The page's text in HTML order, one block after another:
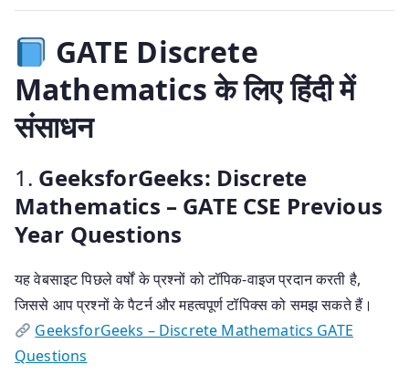
GATE Discrete
Mathematics के लिए हिंदी में
संसाधन
1. GeeksforGeeks: Discrete
Mathematics – GATE CSE Previous
Year Questions
यह वेबसाइट पिछले वर्षों के प्रश्नों को टॉपिक-वाइज प्रदान करती है,
जिससे आप प्रश्नों के पैटर्न और महत्वपूर्ण टॉपिक्स को समझ सकते हैं।
GeeksforGeeks – Discrete Mathematics GATE
Questions